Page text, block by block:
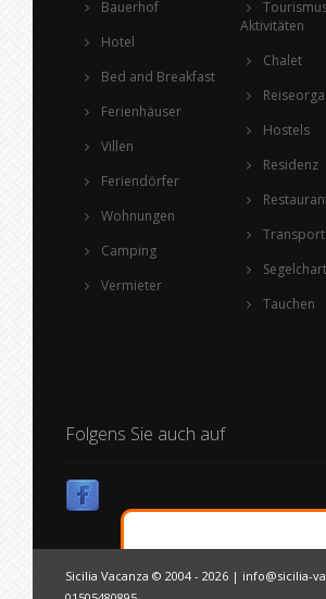
Bauerhof
Hotel
Bed and Breakfast
Ferienhäuser
Villen
Feriendörfer
Wohnungen
Camping
Vermieter
Aktivitäten
Chalet
Hostels
Residenz
Transport
Tauchen
Folgens Sie auch auf
Sicilia Vacanza © 2004 - 2026 | info@sicilia-